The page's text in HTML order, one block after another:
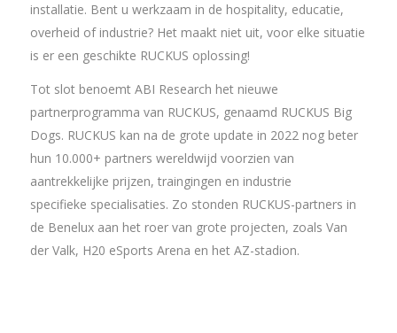
installatie. Bent u werkzaam in de hospitality, educatie,
overheid of industrie? Het maakt niet uit, voor elke situatie
is er een geschikte RUCKUS oplossing!
Tot slot benoemt ABI Research het nieuwe
partnerprogramma van RUCKUS, genaamd RUCKUS Big
Dogs. RUCKUS kan na de grote update in 2022 nog beter
hun 10.000+ partners wereldwijd voorzien van
aantrekkelijke prijzen, traingingen en industrie
specifieke specialisaties. Zo stonden RUCKUS-partners in
de Benelux aan het roer van grote projecten, zoals Van
der Valk, H20 eSports Arena en het AZ-stadion.